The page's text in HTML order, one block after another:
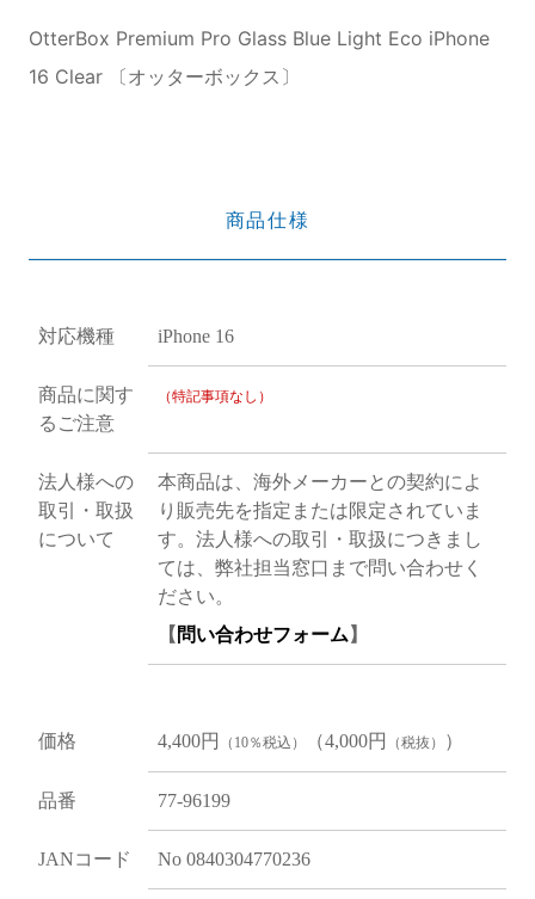
OtterBox Premium Pro Glass Blue Light Eco iPhone
16 Clear 〔オッターボックス〕
商品仕様
対応機種 iPhone 16
商品に関す
るご注意
（特記事項なし）
法人様への
取引・取扱
について
本商品は、海外メーカーとの契約によ
り販売先を指定または限定されていま
す。法人様への取引・取扱につきまし
ては、弊社担当窓口まで問い合わせく
ださい。
【 問い合わせフォーム 】
価格 4,400円 （10％税込） （4,000円 （税抜） ）
品番 77-96199
JANコード No 0840304770236